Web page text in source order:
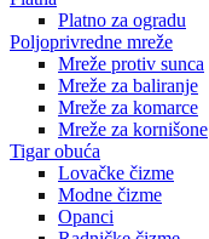
Platno za ogradu
Poljoprivredne mreže
Mreže protiv sunca
Mreže za baliranje
Mreže za komarce
Mreže za kornišone
Tigar obuća
Lovačke čizme
Modne čizme
Opanci